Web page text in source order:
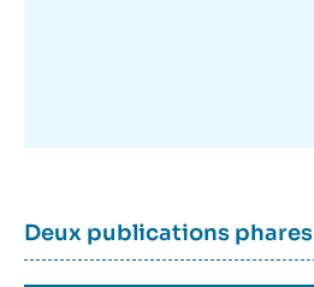
Dernière
parutions
Titre
container
Deux publications phares